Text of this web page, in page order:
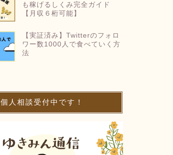
も稼げるしくみ完全ガイド
【月収６桁可能】
【実証済み】Twitterのフォロ
ワー数1000人で食べていく方
法
個人相談受付中です！